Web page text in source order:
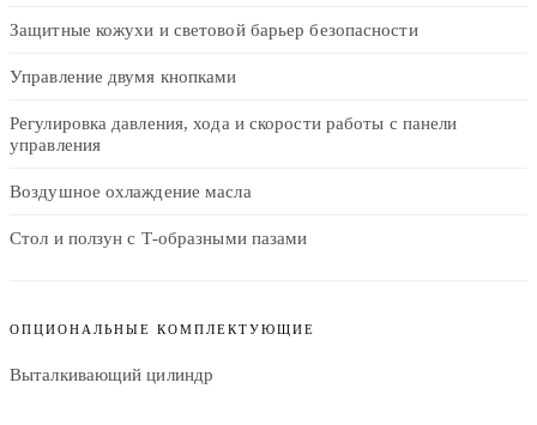
Защитные кожухи и световой барьер безопасности
Управление двумя кнопками
Регулировка давления, хода и скорости работы с панели
управления
Воздушное охлаждение масла
Стол и ползун с Т-образными пазами
ОПЦИОНАЛЬНЫЕ КОМПЛЕКТУЮЩИЕ
Выталкивающий цилиндр